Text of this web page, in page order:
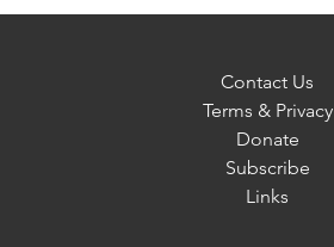
Contact Us
Terms & Privacy
Donate
Subscribe
Links